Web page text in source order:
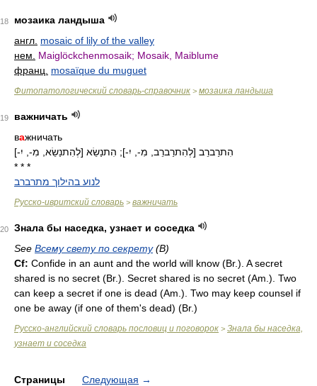
18
мозаика ландыша
англ. mosaic of lily of the valley
нем.
Maiglöckchenmosaik; Mosaik, Maiblume
франц.
mosaïque du muguet
Фитопатологический словарь-справочник > мозаика ландыша
19
важничать
важничать
הִתרַברֵב [לְהִתרַברֵב, מִ-, יִ-]; הִתנַשֵׂא [לְהִתנַשֵׂא, מִ-, יִ-]
* * *
לנוע בהילוך מתרברב
Русско-ивритский словарь > важничать
20
Знала бы наседка, узнает и соседка
See Всему свету по секрету(В)
Cf: Confide in an aunt and the world will know (Br.). A secret
shared is no secret (Br.). Secret shared is no secret (Am. ). Two
can keep a secret if one is dead (Am. ). Two may keep counsel if
one be away (if one of them's dead) (Br.)
Русско-английский словарь пословиц и поговорок > Знала бы наседка,
узнает и соседка
Страницы Следующая →